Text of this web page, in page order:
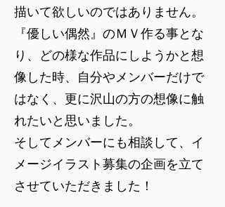
描いて欲しいのではありません。
『優しい偶然』のＭＶ作る事とな
り、どの様な作品にしようかと想
像した時、自分やメンバーだけで
はなく、更に沢山の方の想像に触
れたいと思いました。
そしてメンバーにも相談して、イ
メージイラスト募集の企画を立て
させていただきました！